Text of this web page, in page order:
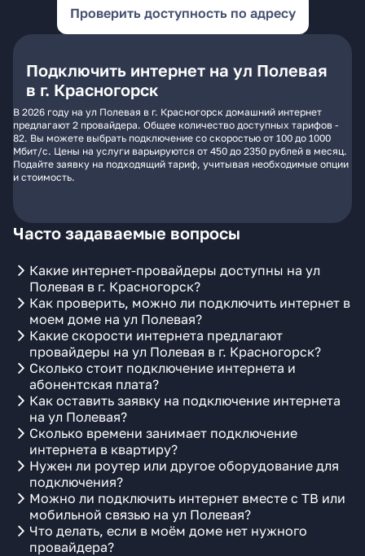
Проверить доступность по адресу
Подключить интернет на ул Полевая
в г. Красногорск
В 2026 году на ул Полевая в г. Красногорск домашний интернет
предлагают 2 провайдера. Общее количество доступных тарифов -
82. Вы можете выбрать подключение со скоростью от 100 до 1000
Мбит/с. Цены на услуги варьируются от 450 до 2350 рублей в месяц.
Подайте заявку на подходящий тариф, учитывая необходимые опции
и стоимость.
Часто задаваемые вопросы
Какие интернет-провайдеры доступны на ул
Полевая в г. Красногорск?
Как проверить, можно ли подключить интернет в
моем доме на ул Полевая?
Какие скорости интернета предлагают
провайдеры на ул Полевая в г. Красногорск?
Сколько стоит подключение интернета и
абонентская плата?
Как оставить заявку на подключение интернета
на ул Полевая?
Сколько времени занимает подключение
интернета в квартиру?
Нужен ли роутер или другое оборудование для
подключения?
Можно ли подключить интернет вместе с ТВ или
мобильной связью на ул Полевая?
Что делать, если в моём доме нет нужного
провайдера?